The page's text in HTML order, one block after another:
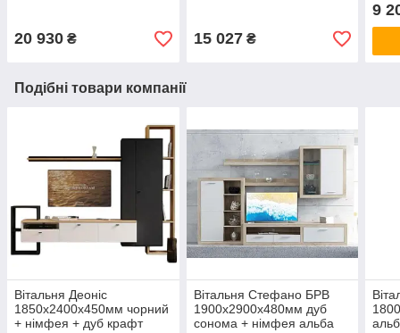
20 930 ₴ 15 027₴
9
Подібні товари компанії
Вітальня Деоніс
1850х2400х450мм чорний
+ німфея + дуб крафт
Вітальня Стефано БРВ
1900х2900х480мм дуб
сонома + німфея альба